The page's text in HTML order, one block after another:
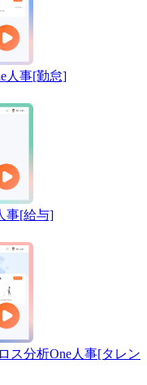
人事[勤怠]
事[給与]
ス分析One人事[タレン